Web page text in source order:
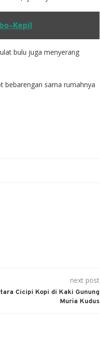
bulu juga menyerang
bebarengan sama rumahnya
next post
Cicipi Kopi di Kaki Gunung
Muria Kudus